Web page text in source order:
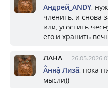
Андрей_ANDY,
членить, и снова
или, угостить
его и хранить
ЛАНА 26.05.2026
Ẳннậ Лизã, пока
мысли))